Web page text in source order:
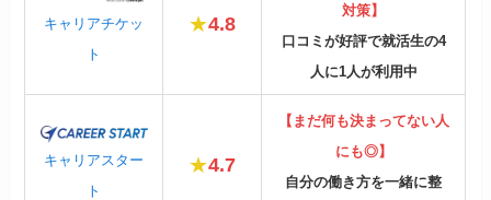
キャリアチケッ
ト
★4.8
対策】
口コミが好評で就活生の4
人に1人が利用中
キャリアスター
ト
★4.7
【まだ何も決まってない人
にも◎】
自分の働き方を一緒に整